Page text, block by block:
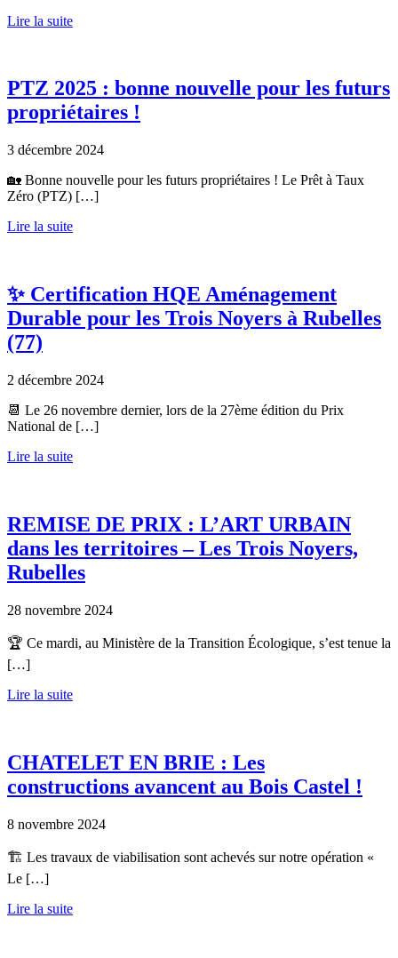
Lire la suite
PTZ 2025 : bonne nouvelle pour les futurs
propriétaires !
3 décembre 2024
🏡 Bonne nouvelle pour les futurs propriétaires ! Le Prêt à Taux
Zéro (PTZ) […]
Lire la suite
✨ Certification HQE Aménagement
Durable pour les Trois Noyers à Rubelles
(77)
2 décembre 2024
📆 Le 26 novembre dernier, lors de la 27ème édition du Prix
National de […]
Lire la suite
REMISE DE PRIX : L’ART URBAIN
dans les territoires – Les Trois Noyers,
Rubelles
28 novembre 2024
🏆 Ce mardi, au Ministère de la Transition Écologique, s’est tenue la
[…]
Lire la suite
CHATELET EN BRIE : Les
constructions avancent au Bois Castel !
8 novembre 2024
🏗️ Les travaux de viabilisation sont achevés sur notre opération «
Le […]
Lire la suite